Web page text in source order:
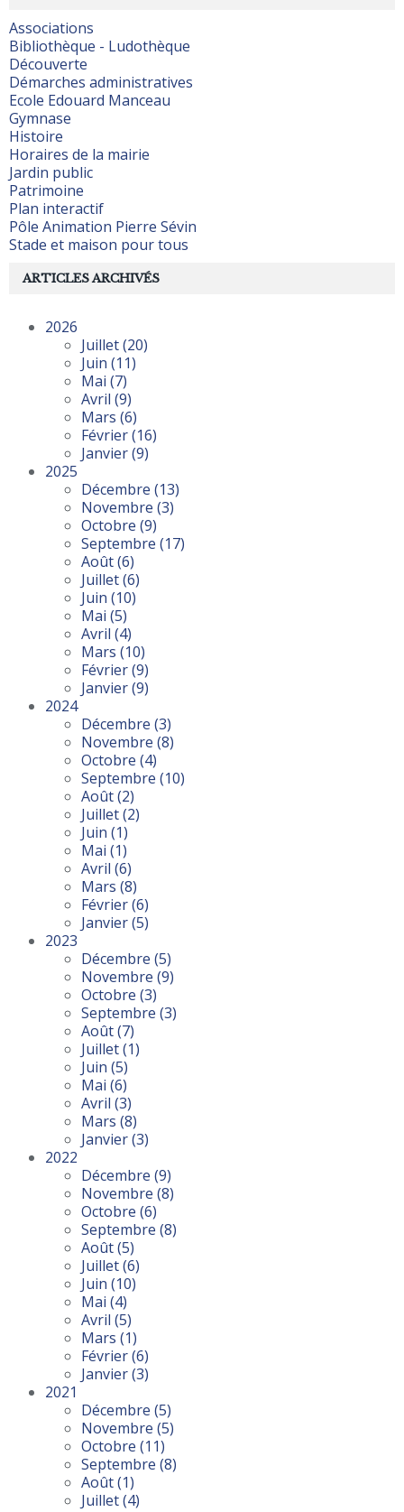
Associations
Bibliothèque - Ludothèque
Découverte
Démarches administratives
Ecole Edouard Manceau
Gymnase
Histoire
Horaires de la mairie
Jardin public
Patrimoine
Plan interactif
Pôle Animation Pierre Sévin
Stade et maison pour tous
ARTICLES ARCHIVÉS
2026
Juillet(20)
Juin (11)
Mai (7)
Avril (9)
Mars (6)
Février(16)
Janvier(9)
2025
Décembre (13)
Novembre (3)
Octobre (9)
Septembre (17)
Août(6)
Juillet(6)
Juin (10)
Mai (5)
Avril (4)
Mars (10)
Février(9)
Janvier(9)
2024
Décembre (3)
Novembre (8)
Octobre (4)
Septembre (10)
Août(2)
Juillet(2)
Juin (1)
Mai (1)
Avril (6)
Mars (8)
Février(6)
Janvier(5)
2023
Décembre (5)
Novembre (9)
Octobre (3)
Septembre (3)
Août(7)
Juillet(1)
Juin (5)
Mai (6)
Avril (3)
Mars (8)
Janvier(3)
2022
Décembre (9)
Novembre (8)
Octobre (6)
Septembre (8)
Août(5)
Juillet(6)
Juin (10)
Mai (4)
Avril (5)
Mars (1)
Février(6)
Janvier(3)
2021
Décembre (5)
Novembre (5)
Octobre (11)
Septembre (8)
Août(1)
Juillet(4)